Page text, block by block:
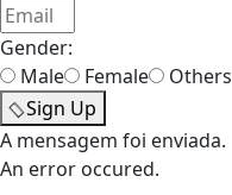
Gender:
Male
Female
Others
Sign Up
A mensagem foi enviada.
An error occured.